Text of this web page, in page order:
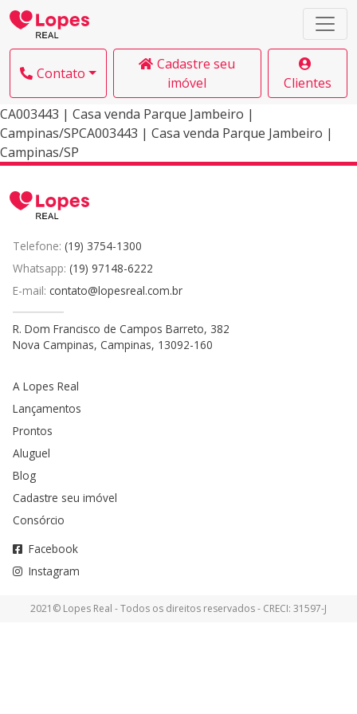
Contato
Cadastre seu
imóvel
Clientes
CA003443 | Casa venda Parque Jambeiro |
Campinas/SPCA003443 | Casa venda Parque Jambeiro |
Campinas/SP
Telefone: (19) 3754-1300
Whatsapp: (19) 97148-6222
E-mail: contato@lopesreal.com.br
R. Dom Francisco de Campos Barreto, 382
Nova Campinas, Campinas, 13092-160
A Lopes Real
Lançamentos
Prontos
Aluguel
Blog
Cadastre seu imóvel
Consórcio
Facebook
Instagram
2021© Lopes Real - Todos os direitos reservados - CRECI: 31597-J